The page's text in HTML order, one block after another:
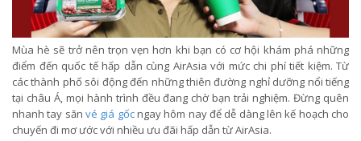
Mùa hè sẽ trở nên trọn vẹn hơn khi bạn có cơ hội khám phá những
điểm đến quốc tế hấp dẫn cùng AirAsia với mức chi phí tiết kiệm. Từ
các thành phố sôi động đến những thiên đường nghỉ dưỡng nổi tiếng
tại châu Á, mọi hành trình đều đang chờ bạn trải nghiệm. Đừng quên
nhanh tay săn vé giá gốcngay hôm nay để dễ dàng lên kế hoạch cho
chuyến đi mơ ước với nhiều ưu đãi hấp dẫn từ AirAsia.